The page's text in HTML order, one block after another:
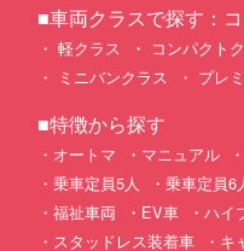
■車両クラスで探す：
軽クラス コンパクト
ミニバンクラス
プレ
■特徴から探す
オートマ マニュアル
乗車定員5人
乗車定員6
福祉車両
EV車 ハイ
スタッドレス装着車
キ